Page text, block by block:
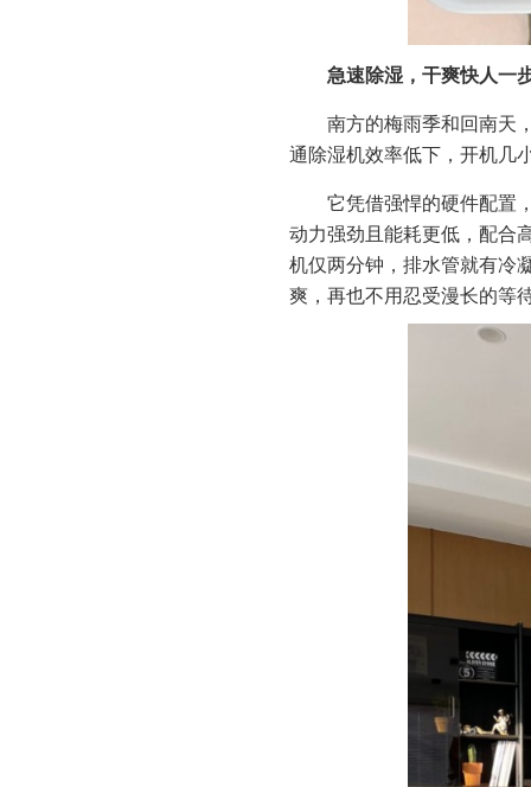
急速除湿，干爽快人一
南方的梅雨季和回南天
通除湿机效率低下，开机几
它凭借强悍的硬件配置
动力强劲且能耗更低，配合
机仅两分钟，排水管就有冷
爽，再也不用忍受漫长的等